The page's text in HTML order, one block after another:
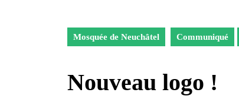
Mosquée de Neuchâtel Communiqué
Nouveau logo !